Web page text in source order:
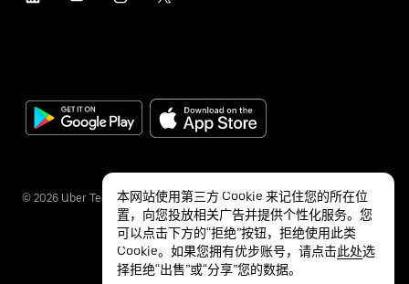
© 2026 Uber Technologies Inc.
本网站使用第三方 Cookie 来记住您的所在位
置，向您投放相关广告并提供个性化服务。您
可以点击下方的“拒绝”按钮，拒绝使用此类
Cookie。如果您拥有优步账号，请点击此处选
择拒绝“出售”或“分享”您的数据。